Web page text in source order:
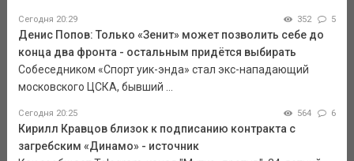
Сегодня 20:29 352 5
Денис Попов: Только «Зенит» может позволить себе до
конца два фронта - остальным придётся выбирать
Собеседником «Спорт уик-энда» стал экс-нападающий
московского ЦСКА, бывший ...
Сегодня 20:25 564 6
Кирилл Кравцов близок к подписанию контракта с
загребским «Динамо» - источник